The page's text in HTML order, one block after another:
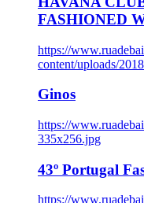
FASHIONED
https://
content/uploads/
Ginos
https://
335x256.jpg
43º Portugal
https://